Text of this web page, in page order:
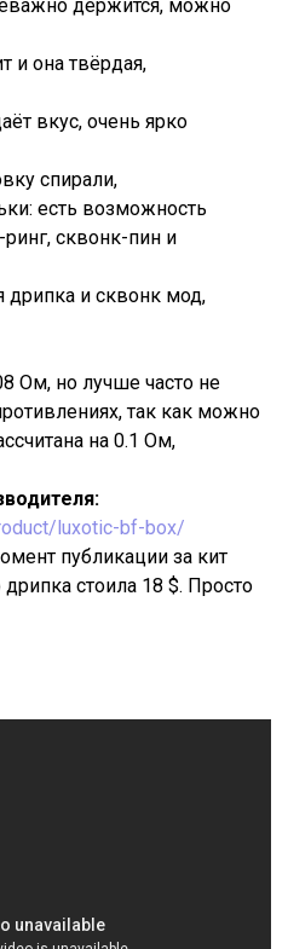
держится, можно
и она твёрдая,
вкус, очень ярко
спирали,
есть возможность
сквонк-пин и
дрипка и сквонк мод,
Ом, но лучше часто не
так как можно
на 0.1 Ом,
luxotic-bf-box/
публикации за кит
стоила 18 $. Просто